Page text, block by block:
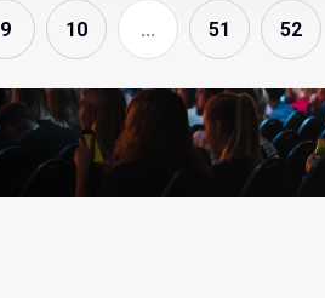
9 10 ... 51 52